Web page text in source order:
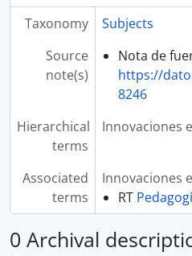
Taxonomy
Subjects
Source
note(s)
Nota de
https://
8246
Hierarchical
terms
Innovaciones
Associated
terms
Innovaciones
RT
0 Archival